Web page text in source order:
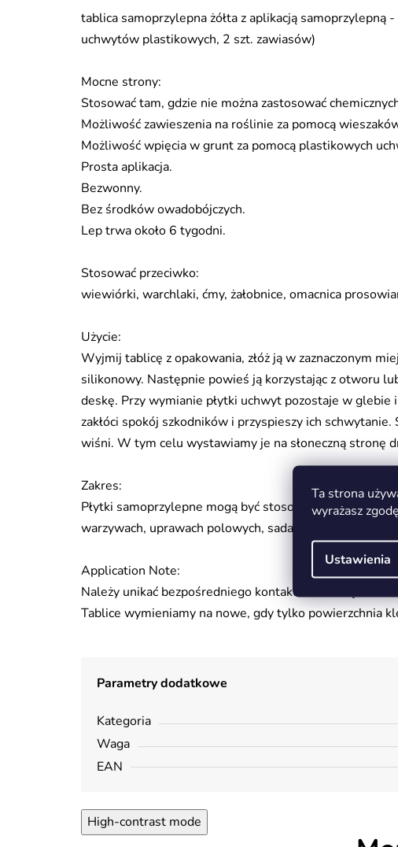
Ta strona
wyrażasz
Ustawienia
tablica samoprzylepna żółta z aplikacją
uchwytów plastikowych, 2 szt. zawiasów)
Mocne strony:
Stosować tam, gdzie nie można zastosować
Możliwość zawieszenia na roślinie za pomocą
Możliwość wpięcia w grunt za pomocą plastikowych
Prosta aplikacja.
Bezwonny.
Bez środków owadobójczych.
Lep trwa około 6 tygodni.
Stosować przeciwko:
wiewiórki, warchlaki, ćmy, żałobnice, omacnica
Użycie:
Wyjmij tablicę z opakowania, złóż ją w zaznaczonym
silikonowy. Następnie powieś ją korzystając z otworu
deskę. Przy wymianie płytki uchwyt pozostaje w
zakłóci spokój szkodników i przyspieszy ich
wiśni. W tym celu wystawiamy je na słoneczną stronę
Zakres:
Płytki samoprzylepne mogą być stosowane do
warzywach, uprawach polowych, sadach, uprawach
Application Note:
Należy unikać bezpośredniego kontaktu z rośliną.
Tablice wymieniamy na nowe, gdy tylko powierzchnia
Parametry dodatkowe
Kategoria
Waga
EAN
High-contrast mode